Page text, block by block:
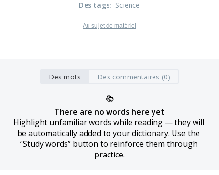
Des tags: Science
Au sujet de matériel
Des mots Des commentaires (0)
📚
There are no words here yet
Highlight unfamiliar words while reading — they will
be automatically added to your dictionary. Use the
“Study words” button to reinforce them through
practice.